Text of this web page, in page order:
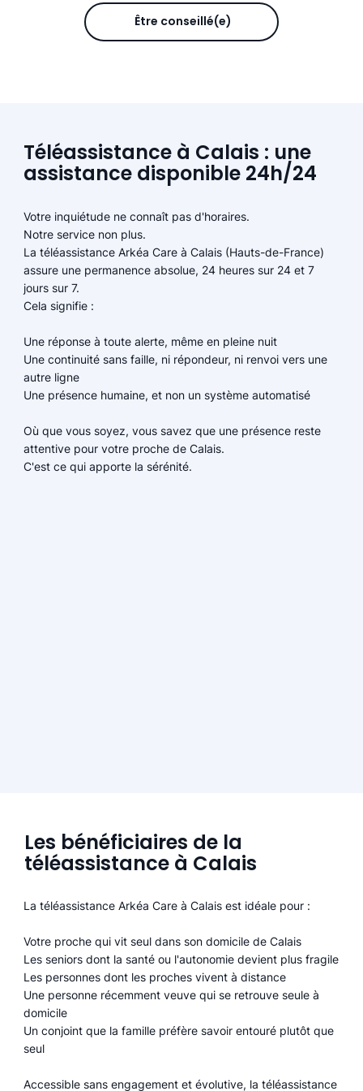
Être conseillé(e)
Téléassistance à Calais : une
assistance disponible 24h/24
Votre inquiétude ne connaît pas d'horaires.
Notre service non plus.
La téléassistance Arkéa Care à Calais (Hauts-de-France)
assure une permanence absolue, 24 heures sur 24 et 7
jours sur 7.
Cela signifie :
Une réponse à toute alerte, même en pleine nuit
Une continuité sans faille, ni répondeur, ni renvoi vers une
autre ligne
Une présence humaine, et non un système automatisé
Où que vous soyez, vous savez que une présence reste
attentive pour votre proche de Calais.
C'est ce qui apporte la sérénité.
Les bénéficiaires de la
téléassistance à Calais
La téléassistance Arkéa Care à Calais est idéale pour :
Votre proche qui vit seul dans son domicile de Calais
Les seniors dont la santé ou l'autonomie devient plus fragile
Les personnes dont les proches vivent à distance
Une personne récemment veuve qui se retrouve seule à
domicile
Un conjoint que la famille préfère savoir entouré plutôt que
seul
Accessible sans engagement et évolutive, la téléassistance